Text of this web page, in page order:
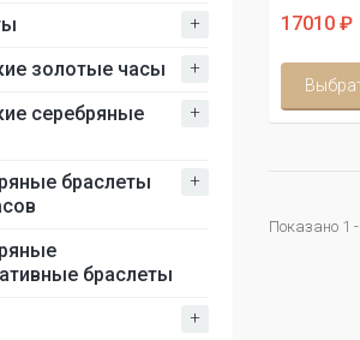
+
золотые часы +
серебряные
+
браслеты
+
браслеты
+
17010 ₽
Показано 1